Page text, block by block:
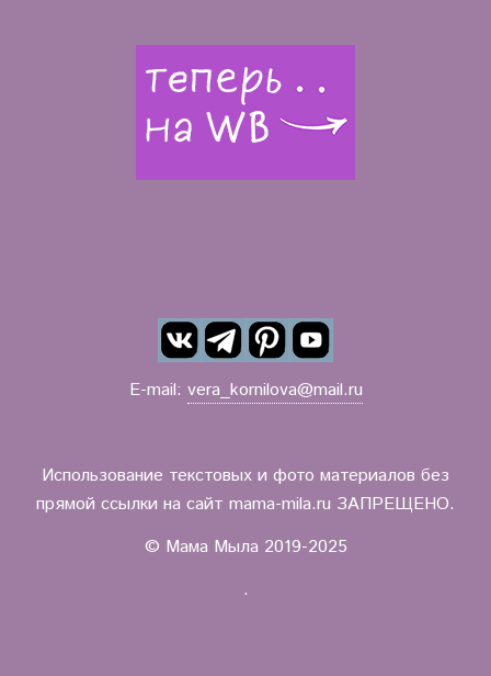
E-mail: vera_kornilova@mail.ru
Использование текстовых и фото материалов без
прямой ссылки на сайт mama-mila.ru ЗАПРЕЩЕНО.
© Мама Мыла 2019-2025
.